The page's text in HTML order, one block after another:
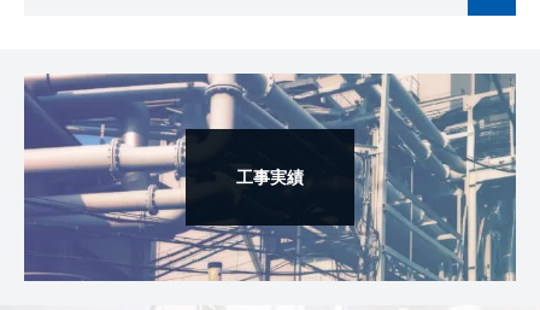
工事実績